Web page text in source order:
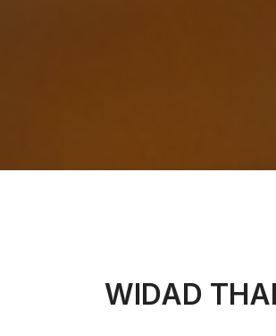
WIDAD